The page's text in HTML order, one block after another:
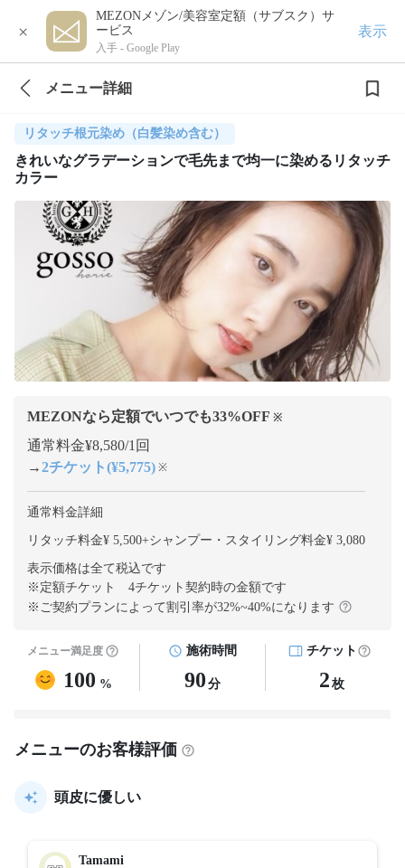
×
MEZONメゾン/美容室定額（サブスク）サ
ービス
入手 - Google Play
表示
メニュー詳細
リタッチ根元染め（白髪染め含む）
きれいなグラデーションで毛先まで均一に染めるリタッチ
カラー
MEZONなら定額でいつでも33%OFF ※
通常料金¥8,580/1回
→2チケット(¥5,775) ※
通常料金詳細
リタッチ料金¥ 5,500+シャンプー・スタイリング料金¥ 3,080
表示価格は全て税込です
※定額チケット 4チケット契約時の金額です
※ご契約プランによって割引率が32%~40%になります
メニュー満足度
100 %
施術時間
90 分
チケット
2 枚
メニューのお客様評価
頭皮に優しい
Tamami